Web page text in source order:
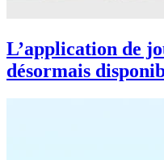
L’application de
désormais